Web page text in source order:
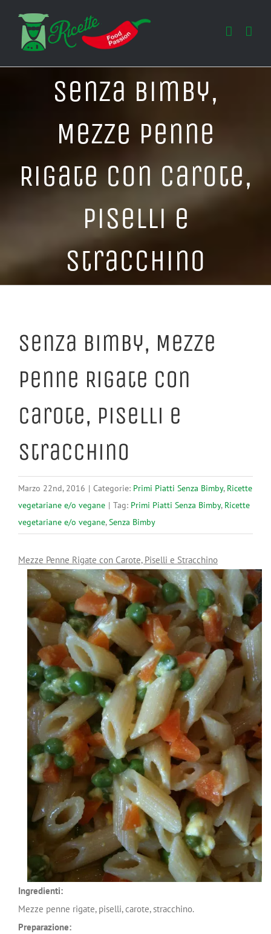
contenuto
Senza Bimby,
Mezze Penne
Rigate con Carote,
Piselli e
Stracchino
Senza Bimby, Mezze
Penne Rigate con
Carote, Piselli e
Stracchino
Marzo 22nd, 2016 | Categorie: Primi Piatti Senza Bimby, Ricette
vegetariane e/o vegane | Tag: Primi Piatti Senza Bimby, Ricette
vegetariane e/o vegane,Senza Bimby
Mezze Penne Rigate con Carote, Piselli e Stracchino
Ingredienti:
Mezze penne rigate, piselli, carote, stracchino.
Preparazione: